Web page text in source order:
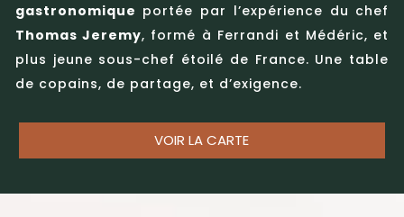
gastronomique portée par l’expérience du chef
Thomas Jeremy, formé à Ferrandi et Médéric, et
plus jeune sous-chef étoilé de France. Une table
de copains, de partage, et d’exigence.
VOIR LA CARTE